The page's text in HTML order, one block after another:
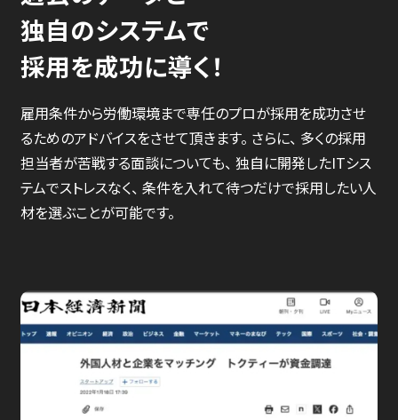
独自のシステムで
採用を成功に導く！
雇用条件から労働環境まで専任のプロが採用を成功させ
るためのアドバイスをさせて頂きます。 さらに、 多くの採用
担当者が苦戦する面談についても、 独自に開発したITシス
テムでストレスなく、 条件を入れて待つだけで採用したい人
材を選ぶことが可能です。